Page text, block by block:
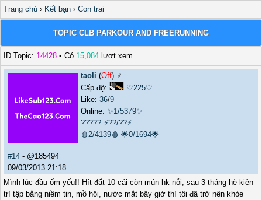
Trang chủ › Kết bạn › Con trai
TOPIC CLB PARKOUR AND FREERUNNING
ID Topic: 14428 • Có 15,084 lượt xem
taoli (Off) ♂️
Cấp độ:
♡225♡
Like: 36/9
Online: ✨1/5379✨
????? ⚡??/??⚡
🩸2/4139🩸 🌟0/1694🌟
#14 - @185494
09/03/2013 21:18
Mình lúc đầu ốm yếu!! Hít đất 10 cái còn mún hk nỗi, sau 3 tháng hè kiên
trì tập bằng niềm tin, mồ hôi, nước mắt bây giờ thì tôi đã trở nên khỏe